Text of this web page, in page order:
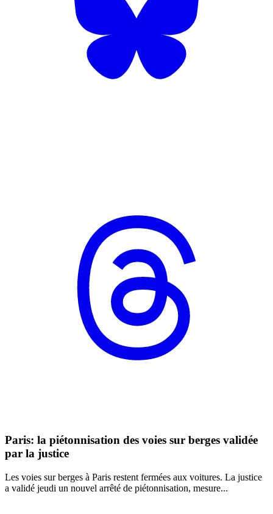
Paris: la piétonnisation des voies sur berges validée
par la justice
Les voies sur berges à Paris restent fermées aux voitures. La justice
a validé jeudi un nouvel arrêté de piétonnisation, mesure...